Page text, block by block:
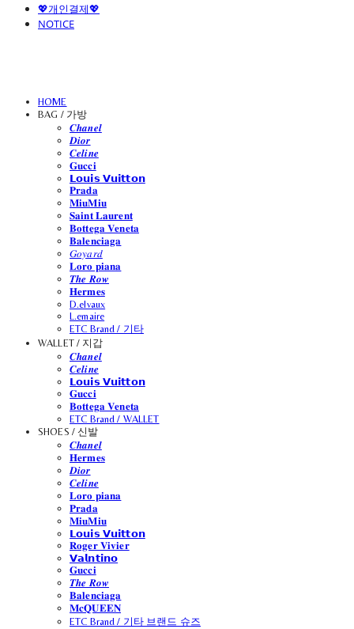
💖개인결제💖
NOTICE
HOME
BAG / 가방
𝑪𝒉𝒂𝒏𝒆𝒍
𝑫𝒊𝒐𝒓
𝑪𝒆𝒍𝒊𝒏𝒆
𝐆𝐮𝐜𝐜𝐢
𝗟𝗼𝘂𝗶𝘀 𝗩𝘂𝗶𝘁𝘁𝗼𝗻
𝐏𝐫𝐚𝐝𝐚
𝐌𝐢𝐮𝐌𝐢𝐮
𝐒𝐚𝐢𝐧𝐭 𝐋𝐚𝐮𝐫𝐞𝐧𝐭
𝐁𝐨𝐭𝐭𝐞𝐠𝐚 𝐕𝐞𝐧𝐞𝐭𝐚
𝐁𝐚𝐥𝐞𝐧𝐜𝐢𝐚𝐠𝐚
𝐺𝑜𝑦𝑎𝑟𝑑
𝐋𝐨𝐫𝐨 𝐩𝐢𝐚𝐧𝐚
𝑻𝒉𝒆 𝑹𝒐𝒘
𝐇𝐞𝐫𝐦𝐞𝐬
D.elvaux
L.emaire
ETC Brand / 기타
WALLET / 지갑
𝑪𝒉𝒂𝒏𝒆𝒍
𝑪𝒆𝒍𝒊𝒏𝒆
𝗟𝗼𝘂𝗶𝘀 𝗩𝘂𝗶𝘁𝘁𝗼𝗻
𝐆𝐮𝐜𝐜𝐢
𝐁𝐨𝐭𝐭𝐞𝐠𝐚 𝐕𝐞𝐧𝐞𝐭𝐚
ETC Brand / WALLET
SHOES / 신발
𝑪𝒉𝒂𝒏𝒆𝒍
𝐇𝐞𝐫𝐦𝐞𝐬
𝑫𝒊𝒐𝒓
𝑪𝒆𝒍𝒊𝒏𝒆
𝐋𝐨𝐫𝐨 𝐩𝐢𝐚𝐧𝐚
𝐏𝐫𝐚𝐝𝐚
𝐌𝐢𝐮𝐌𝐢𝐮
𝗟𝗼𝘂𝗶𝘀 𝗩𝘂𝗶𝘁𝘁𝗼𝗻
𝐑𝐨𝐠𝐞𝐫 𝐕𝐢𝐯𝐢𝐞𝐫
𝗩𝗮𝗹𝗻𝘁𝗶𝗻𝗼
𝐆𝐮𝐜𝐜𝐢
𝑻𝒉𝒆 𝑹𝒐𝒘
𝐁𝐚𝐥𝐞𝐧𝐜𝐢𝐚𝐠𝐚
𝐌𝐜𝐐𝐔𝐄𝐄𝐍
ETC Brand / 기타 브랜드 슈즈